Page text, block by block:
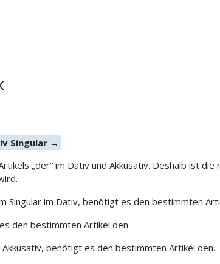
Singular →
„der“ im Dativ und Akkusativ. Deshalb ist
Singular im Dativ, benötigt es den bestimmten
den bestimmten Artikel den.
benötigt es den bestimmten Artikel den.